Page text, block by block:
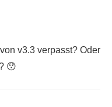
v3.3 verpasst? Oder
😯